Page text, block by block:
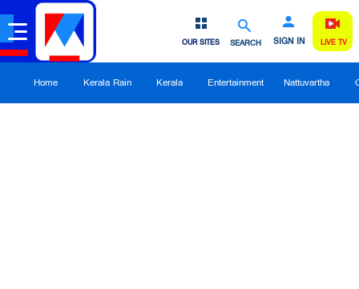
SEARCH SIGN IN
OUR SITES LIVE TV
Home Kerala Rain Kerala Entertainment Nattuvartha